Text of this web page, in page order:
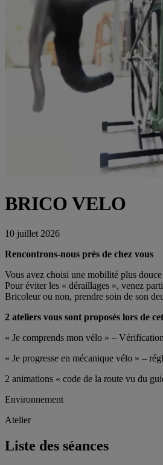
BRICO VELO
10 juillet 2026
Rencontrons-nous près de chez vous
Vous avez choisi une mobilité plus
Pour éviter les « déraillages », venez
Bricoleur ou non, prendre soin de son
2 ateliers vous sont proposés lors de
« Je comprends mon vélo » –
« Je progresse en mécanique vélo » –
2 animations « code de la route vu du
Environnement
Atelier
Liste des séances